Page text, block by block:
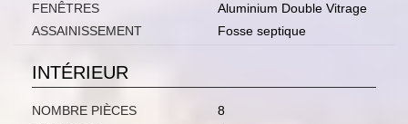
FENÊTRES
Aluminium Double Vitrage
ASSAINISSEMENT
Fosse septique
INTÉRIEUR
NOMBRE PIÈCES
8